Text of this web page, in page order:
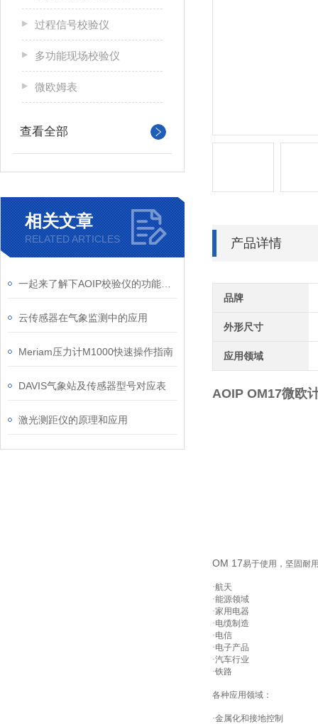
产品详情
品牌
外形尺寸
应用领域
AOIP OM17微欧
OM 17易于使用，坚固耐
·航天
·能源领域
·家用电器
·电缆制造
·电信
·电子产品
·汽车行业
·铁路
各种应用领域：
·金属化和接地控制
过程信号校验仪
多功能现场校验仪
微欧姆表
查看全部
相关文章
RELATED ARTICLES
云传感器在气象监测中的应用
Meriam压力计M1000快速操作指南
DAVIS气象站及传感器型号对应表
激光测距仪的原理和应用